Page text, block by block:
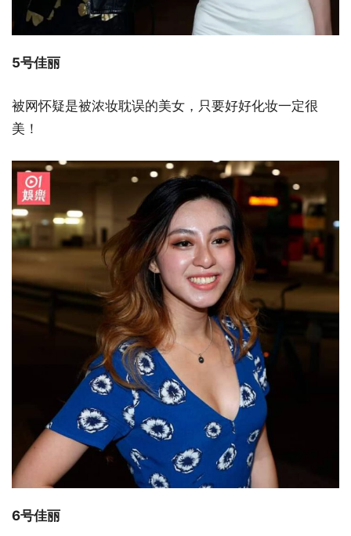
5号佳丽
被网怀疑是被浓妆耽误的美女，只要好好化妆一定很
美！
6号佳丽